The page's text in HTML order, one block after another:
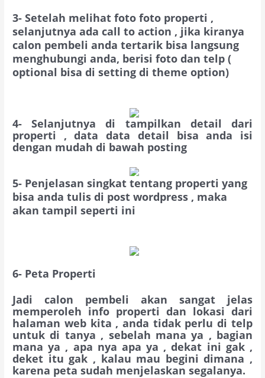
3- Setelah melihat foto foto properti ,
selanjutnya ada call to action , jika kiranya
calon pembeli anda tertarik bisa langsung
menghubungi anda, berisi foto dan telp (
optional bisa di setting di theme option)
4- Selanjutnya di tampilkan detail dari
properti , data data detail bisa anda isi
dengan mudah di bawah posting
5- Penjelasan singkat tentang properti yang
bisa anda tulis di post wordpress , maka
akan tampil seperti ini
6- Peta Properti
Jadi calon pembeli akan sangat jelas
memperoleh info properti dan lokasi dari
halaman web kita , anda tidak perlu di telp
untuk di tanya , sebelah mana ya , bagian
mana ya , apa nya apa ya , dekat ini gak ,
deket itu gak , kalau mau begini dimana ,
karena peta sudah menjelaskan segalanya.